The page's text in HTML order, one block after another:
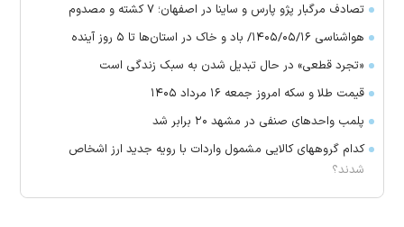
تصادف مرگبار پژو پارس و ساینا در اصفهان؛ ۷ کشته و مصدوم
هواشناسی ۱۴۰۵/۰۵/۱۶/ باد و خاک در استان‌ها تا ۵ روز آینده
«تجرد قطعی» در حال تبدیل شدن به سبک زندگی است
قیمت طلا و سکه امروز جمعه ۱۶ مرداد ۱۴۰۵
پلمب واحدهای صنفی در مشهد ۲۰ برابر شد
کدام گروههای کالایی مشمول واردات با رویه جدید ارز اشخاص
شدند؟